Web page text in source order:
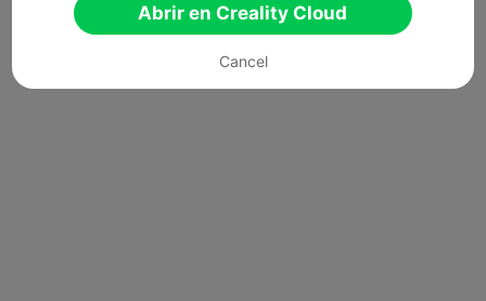
Abrir en Creality Cloud
Cancel